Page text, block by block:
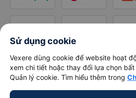
Sử dụng cookie
Vexere dùng cookie để website hoạt
xem chi tiết hoặc thay đổi lựa chọn
Quản lý cookie. Tìm hiểu thêm trong